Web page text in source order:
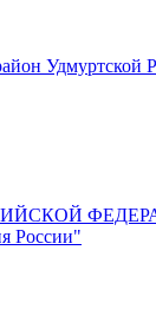
Удмуртской
России"